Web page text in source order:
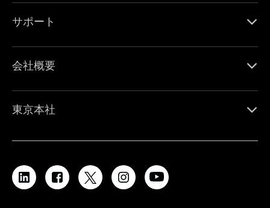
サポート
会社概要
東京本社